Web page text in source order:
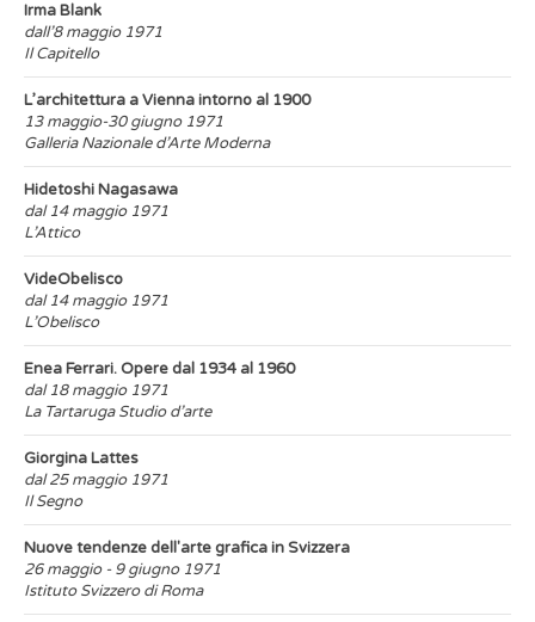
Irma Blank
dall’8 maggio 1971
Il Capitello
L’architettura a Vienna intorno al 1900
13 maggio-30 giugno 1971
Galleria Nazionale d’Arte Moderna
Hidetoshi Nagasawa
dal 14 maggio 1971
L’Attico
VideObelisco
dal 14 maggio 1971
L’Obelisco
Enea Ferrari. Opere dal 1934 al 1960
dal 18 maggio 1971
La Tartaruga Studio d’arte
Giorgina Lattes
dal 25 maggio 1971
Il Segno
Nuove tendenze dell'arte grafica in Svizzera
26 maggio - 9 giugno 1971
Istituto Svizzero di Roma